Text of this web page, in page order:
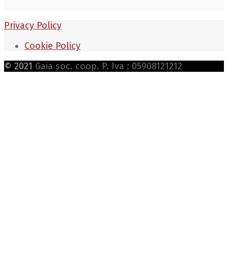
Privacy Policy
Cookie Policy
© 2021 Gaia soc. coop. P. Iva : 05908121212